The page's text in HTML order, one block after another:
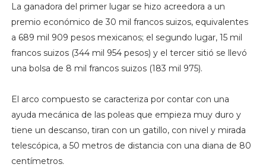
La ganadora del primer lugar se hizo acreedora a un
premio económico de 30 mil francos suizos, equivalentes
a 689 mil 909 pesos mexicanos; el segundo lugar, 15 mil
francos suizos (344 mil 954 pesos) y el tercer sitió se llevó
una bolsa de 8 mil francos suizos (183 mil 975).
El arco compuesto se caracteriza por contar con una
ayuda mecánica de las poleas que empieza muy duro y
tiene un descanso, tiran con un gatillo, con nivel y mirada
telescópica, a 50 metros de distancia con una diana de 80
centímetros.